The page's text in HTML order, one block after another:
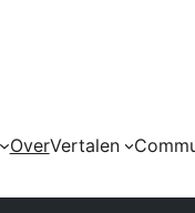
OverVertalen